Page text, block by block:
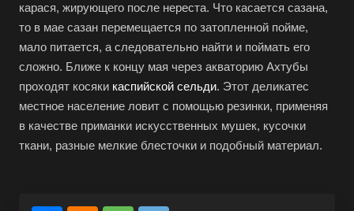
карася, жирующего после нереста. Что касается сазана,
то в мае сазан перемещается по затопленной пойме,
мало питается, а следовательно найти и поймать его
сложно. Ближе к концу мая через акваторию Ахтубы
проходят косяки каспийской сельди. Этот деликатес
местное население ловит с помощью резинки, применяя
в качестве приманки искусственных мушек, кусочки
ткани, разные мелкие блесточки и подобный материал.